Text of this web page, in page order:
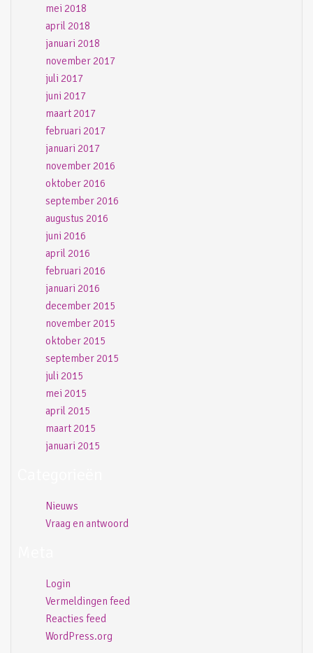
mei 2018
april 2018
januari 2018
november 2017
juli 2017
juni 2017
maart 2017
februari 2017
januari 2017
november 2016
oktober 2016
september 2016
augustus 2016
juni 2016
april 2016
februari 2016
januari 2016
december 2015
november 2015
oktober 2015
september 2015
juli 2015
mei 2015
april 2015
maart 2015
januari 2015
Nieuws
Vraag en antwoord
Login
Vermeldingen feed
Reacties feed
WordPress.org